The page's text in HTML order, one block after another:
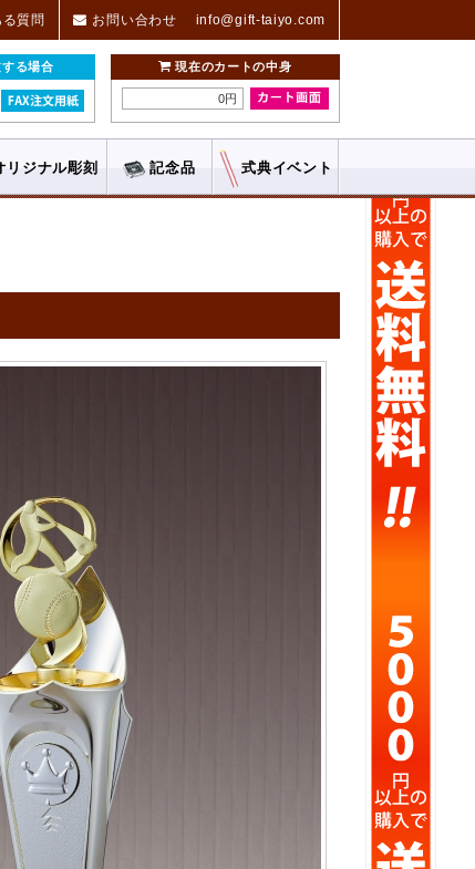
質問 お問い合わせ info@gift-taiyo.com
る場合 現在のカートの中身
0円
リジナル彫刻 記念品 式典イベント